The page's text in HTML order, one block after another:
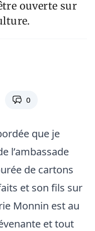
ouverte sur
0
que je
l’ambassade
de cartons
et son fils sur
Monnin est au
et tout